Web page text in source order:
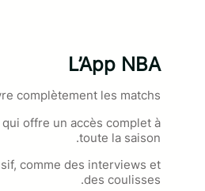
L’App NBA
complètement les matchs.
offre un accès complet à
toute la saison.
comme des interviews et
des coulisses.